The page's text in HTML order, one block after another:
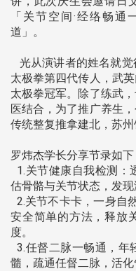
「关节空间·经络畅
道」。
光从演讲者的姓名就
太极拳第四代传人，武
太极拳冠军。除了练武
医结合，为了推广养生
传统整复推拿建北，苏州
罗炜杰学长分享节录如下
1.关节健康自我检测：
估骨骼与关节状态，发现
2.关节不卡卡，一身自
安全简单的方法，释放
度。
3.任督二脉一畅通，年
髓，疏通任督二脉，活化